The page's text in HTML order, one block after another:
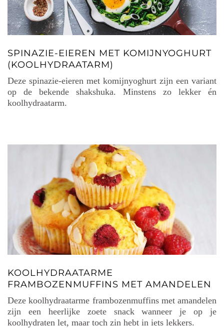
SPINAZIE-EIEREN MET KOMIJNYOGHURT
(KOOLHYDRAATARM)
Deze spinazie-eieren met komijnyoghurt zijn een variant
op de bekende shakshuka. Minstens zo lekker én
koolhydraatarm.
KOOLHYDRAATARME
FRAMBOZENMUFFINS MET AMANDELEN
Deze koolhydraatarme frambozenmuffins met amandelen
zijn een heerlijke zoete snack wanneer je op je
koolhydraten let, maar toch zin hebt in iets lekkers.